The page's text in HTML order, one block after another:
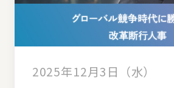
2025年12月3日（水）